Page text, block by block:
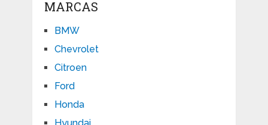
MARCAS
BMW
Chevrolet
Citroen
Ford
Honda